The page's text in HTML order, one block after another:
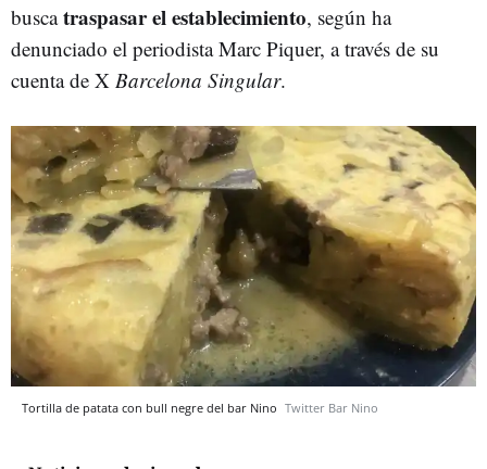
buscatraspasar el establecimiento, según ha
denunciado el periodista Marc Piquer, a través de su
cuenta de X Barcelona Singular.
Tortilla de patata con bull negre del bar Nino Twitter Bar Nino